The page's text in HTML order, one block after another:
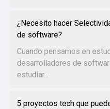
¿Necesito hacer
de software?
Cuando pensamos en
desarrolladores de
estudiar...
5 proyectos tech que